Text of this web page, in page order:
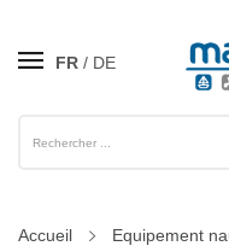
FR DE
Accueil Equipement